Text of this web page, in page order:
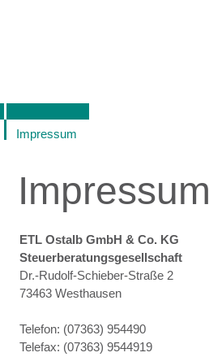
Impressum
Impressum
ETL Ostalb GmbH & Co. KG
Steuerberatungsgesellschaft
Dr.-Rudolf-Schieber-Straße 2
73463 Westhausen
Telefon: (07363) 954490
Telefax: (07363) 9544919